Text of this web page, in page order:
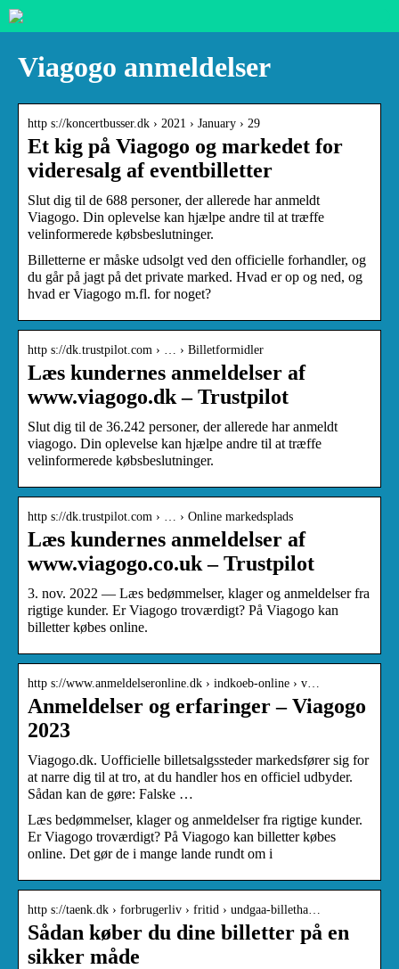
Viagogo anmeldelser
http s://koncertbusser.dk › 2021 › January › 29
Et kig på Viagogo og markedet for
videresalg af eventbilletter
Slut dig til de 688 personer, der allerede har anmeldt
Viagogo. Din oplevelse kan hjælpe andre til at træffe
velinformerede købsbeslutninger.
Billetterne er måske udsolgt ved den officielle forhandler, og
du går på jagt på det private marked. Hvad er op og ned, og
hvad er Viagogo m.fl. for noget?
http s://dk.trustpilot.com › … › Billetformidler
Læs kundernes anmeldelser af
www.viagogo.dk – Trustpilot
Slut dig til de 36.242 personer, der allerede har anmeldt
viagogo. Din oplevelse kan hjælpe andre til at træffe
velinformerede købsbeslutninger.
http s://dk.trustpilot.com › … › Online markedsplads
Læs kundernes anmeldelser af
www.viagogo.co.uk – Trustpilot
3. nov. 2022 — Læs bedømmelser, klager og anmeldelser fra
rigtige kunder. Er Viagogo troværdigt? På Viagogo kan
billetter købes online.
http s://www.anmeldelseronline.dk › indkoeb-online › v…
Anmeldelser og erfaringer – Viagogo
2023
Viagogo.dk. Uofficielle billetsalgssteder markedsfører sig for
at narre dig til at tro, at du handler hos en officiel udbyder.
Sådan kan de gøre: Falske …
Læs bedømmelser, klager og anmeldelser fra rigtige kunder.
Er Viagogo troværdigt? På Viagogo kan billetter købes
online. Det gør de i mange lande rundt om i
http s://taenk.dk › forbrugerliv › fritid › undgaa-billetha…
Sådan køber du dine billetter på en
sikker måde